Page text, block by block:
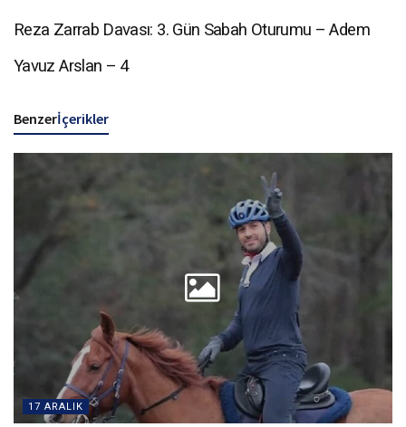
Reza Zarrab Davası: 3. Gün Sabah Oturumu – Adem
Yavuz Arslan – 4
Benzerİçerikler
17 ARALIK